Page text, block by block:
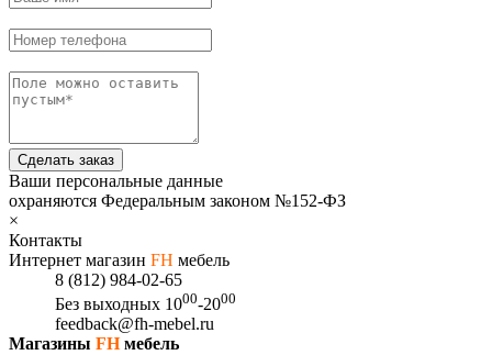
Сделать заказ
Ваши персональные данные
охраняются Федеральным законом №152-ФЗ
×
Контакты
Интернет магазин FH мебель
8 (812) 984-02-65
Без выходных 1000-2000
feedback@fh-mebel.ru
Магазины FHмебель